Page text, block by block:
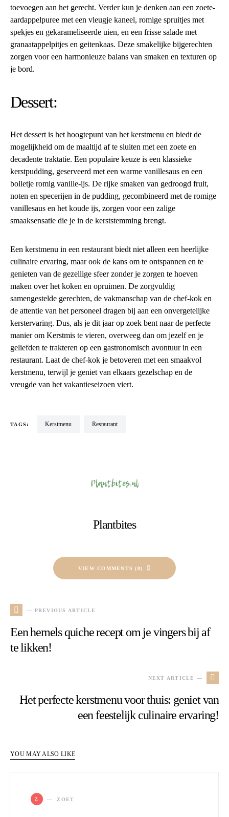
toevoegen aan het gerecht. Verder kun je denken aan een zoete-
aardappelpuree met een vleugje kaneel, romige spruitjes met
spekjes en gekarameliseerde uien, en een frisse salade met
granaatappelpitjes en geitenkaas. Deze smakelijke bijgerechten
zorgen voor een harmonieuze balans van smaken en texturen op
je bord.
Dessert:
Het dessert is het hoogtepunt van het kerstmenu en biedt de
mogelijkheid om de maaltijd af te sluiten met een zoete en
decadente traktatie. Een populaire keuze is een klassieke
kerstpudding, geserveerd met een warme vanillesaus en een
bolletje romig vanille-ijs. De rijke smaken van gedroogd fruit,
noten en specerijen in de pudding, gecombineerd met de romige
vanillesaus en het koude ijs, zorgen voor een zalige
smaaksensatie die je in de kerststemming brengt.
Een kerstmenu in een restaurant biedt niet alleen een heerlijke
culinaire ervaring, maar ook de kans om te ontspannen en te
genieten van de gezellige sfeer zonder je zorgen te hoeven
maken over het koken en opruimen. De zorgvuldig
samengestelde gerechten, de vakmanschap van de chef-kok en
de attentie van het personeel dragen bij aan een onvergetelijke
kerstervaring. Dus, als je dit jaar op zoek bent naar de perfecte
manier om Kerstmis te vieren, overweeg dan om jezelf en je
geliefden te trakteren op een gastronomisch avontuur in een
restaurant. Laat de chef-kok je betoveren met een smaakvol
kerstmenu, terwijl je geniet van elkaars gezelschap en de
vreugde van het vakantieseizoen viert.
TAGS: kerstmenu restaurant
Plantbites
VIEW COMMENTS (0)
— PREVIOUS ARTICLE
Een hemels quiche recept om je vingers bij af
te likken!
NEXT ARTICLE —
Het perfecte kerstmenu voor thuis: geniet van
een feestelijk culinaire ervaring!
YOU MAY ALSO LIKE
Z ZOET